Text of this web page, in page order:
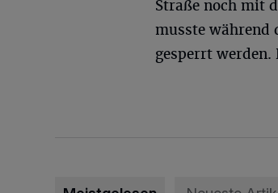
Straße noch mit
musste während
gesperrt werden.